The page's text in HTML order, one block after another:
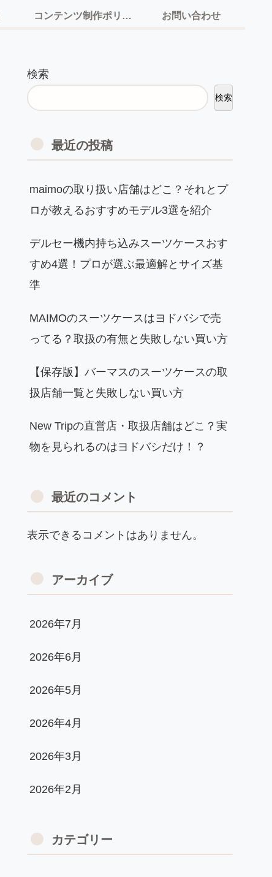
コンテンツ制作ポリシー お問い合わせ
検索
検索
最近の投稿
maimoの取り扱い店舗はどこ？それとプ
ロが教えるおすすめモデル3選を紹介
デルセー機内持ち込みスーツケースおす
すめ4選！プロが選ぶ最適解とサイズ基
準
MAIMOのスーツケースはヨドバシで売
ってる？取扱の有無と失敗しない買い方
【保存版】バーマスのスーツケースの取
扱店舗一覧と失敗しない買い方
New Tripの直営店・取扱店舗はどこ？実
物を見られるのはヨドバシだけ！？
最近のコメント
表示できるコメントはありません。
アーカイブ
2026年7月
2026年6月
2026年5月
2026年4月
2026年3月
2026年2月
カテゴリー